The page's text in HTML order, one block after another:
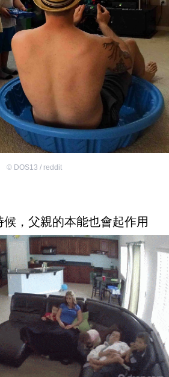
© DOS13 / reddit
候，父親的本能也會起作用